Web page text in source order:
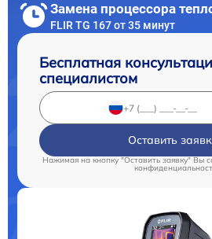
Замена процессора
FLIR TG 167 от 35 минут
Бесплатная
специалистом
Оставить
Нажимая на кнопку "Оставить заявку" Вы